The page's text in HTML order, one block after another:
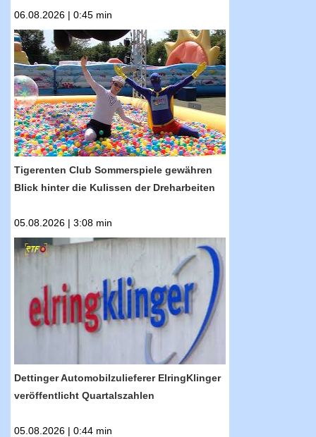
06.08.2026 | 0:45 min
RTF.1-Nachrichten: Tigerenten Club
Sommerspiele gewähren Blick hinter die
Kulissen der Dreharbeiten
Tigerenten Club Sommerspiele gewähren
Blick hinter die Kulissen der Dreharbeiten
05.08.2026 | 3:08 min
RTF.1-Nachrichten: Dettinger
Automobilzulieferer ElringKlinger
veröffentlicht Quartalszahlen
Dettinger Automobilzulieferer ElringKlinger
veröffentlicht Quartalszahlen
05.08.2026 | 0:44 min